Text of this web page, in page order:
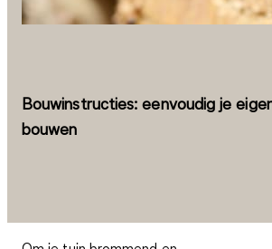
Bouwinstructies: eenvoudig je
bouwen